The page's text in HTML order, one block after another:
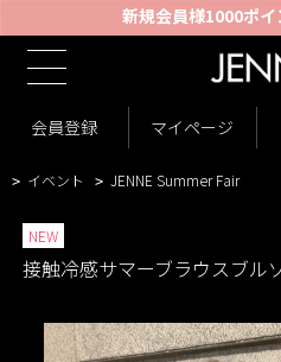
新規会員様1000ポイ
会員登録 マイページ
TOP
商品一覧 > New Arrivals
VARIATION LIST3 接触冷感サマーブ
> イベント > JENNE Summer Fair
NEW
接触冷感サマーブラウスブル